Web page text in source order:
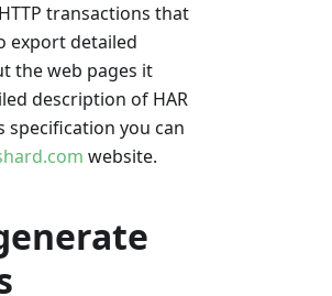
transactions that
export detailed
the web pages it
description of HAR
you can
website.